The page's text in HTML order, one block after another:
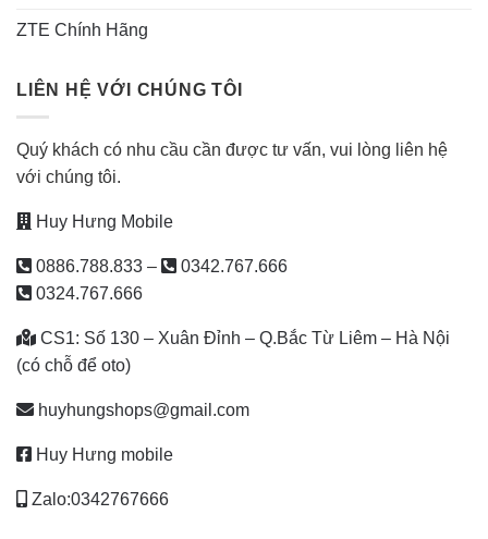
ZTE Chính Hãng
LIÊN HỆ VỚI CHÚNG TÔI
Quý khách có nhu cầu cần được tư vấn, vui lòng liên hệ
với chúng tôi.
Huy Hưng Mobile
0886.788.833 –
0342.767.666
0324.767.666
CS1: Số 130 – Xuân Đỉnh – Q.Bắc Từ Liêm – Hà Nội
(có chỗ để oto)
huyhungshops@gmail.com
Huy Hưng mobile
Zalo:0342767666